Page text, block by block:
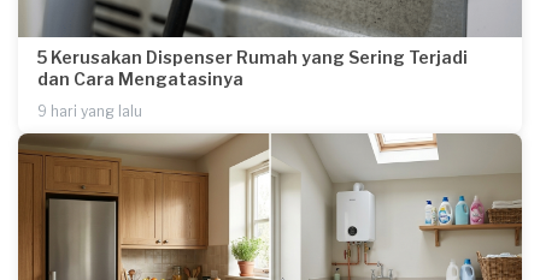
5 Kerusakan Dispenser Rumah yang Sering Terjadi
dan Cara Mengatasinya
9 hari yang lalu